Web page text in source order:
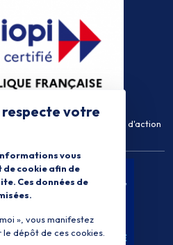
au titre de la catégorie d'action
respecte votre
vous
cookie afin de
Ces données de
», vous manifestez
dépôt de ces cookies.